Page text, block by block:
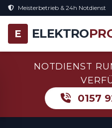
Meisterbetrieb & 24h Notdienst
E ELEKTRO
NOTDIENST
0157